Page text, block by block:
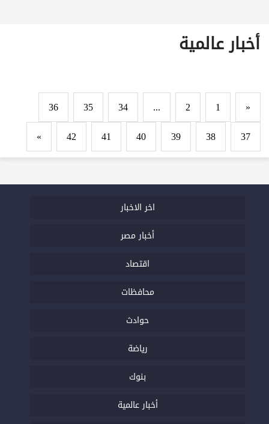
أخبار عالمية
«
1
2
...
34
35
36
37
38
39
40
41
42
»
اخر الاخبار
أخبار مصر
اقتصاد
محافظات
حوادث
رياضة
بنوك
أخبار عالمية